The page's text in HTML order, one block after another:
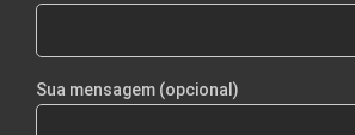
Sua mensagem (opcional)